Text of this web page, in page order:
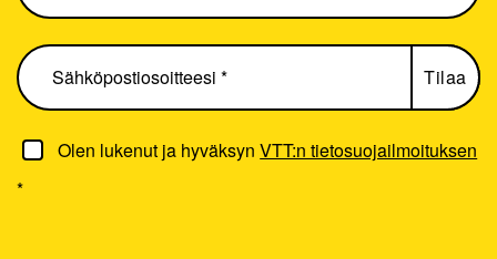
Olen lukenut ja hyväksynVTT:n tietosuojailmoituksen
*